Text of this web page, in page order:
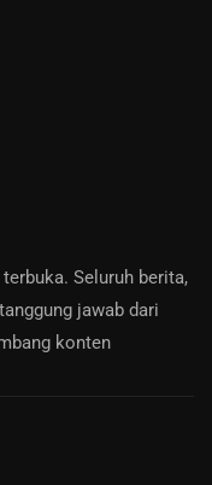
Seluruh berita,
jawab dari
konten